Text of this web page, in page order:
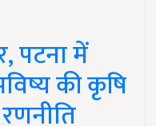
पटना में
की कृषि